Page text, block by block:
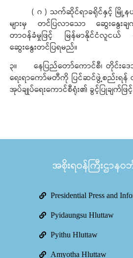
( ဂ ) သက်ဆိုင်ရာခရိုင်နှင့် မြို့န
များမှ တင်ပြလာသော ဆွေးနွေးခ
တာဝန်ခံမှုဖြင့် မြန်မာနိုင်ငံလူငယ်
ဆွေးနွေးတင်ပြရမည်။
၃။ နေပြည်တော်ကောင်စီ၊ တိုင်းဒ
ရေးရာကော်မတီကို ပြင်ဆင်ဖွဲ့စည်းရ
အုပ်ချုပ်ရေးကောင်စီရုံး၏ ခွင့်ပြုချက်
အစိုးရဝန်ကြီးဌာနဝ
Presidential Press and
Pyidaungsu Hluttaw
Pyithu Hluttaw
Amyotha Hluttaw